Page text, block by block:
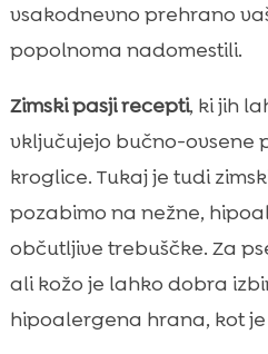
 CricksyDog pozimi:
domačih receptih
 FAQ
vsakodnevno prehrano
popolnoma nadomestili.
Zimski pasji recepti, ki jih
vključujejo bučno-ovsene
kroglice. Tukaj je tudi
pozabimo na nežne,
občutljive trebuščke. Za
ali kožo je lahko dobra
hipoalergena hrana, kot je